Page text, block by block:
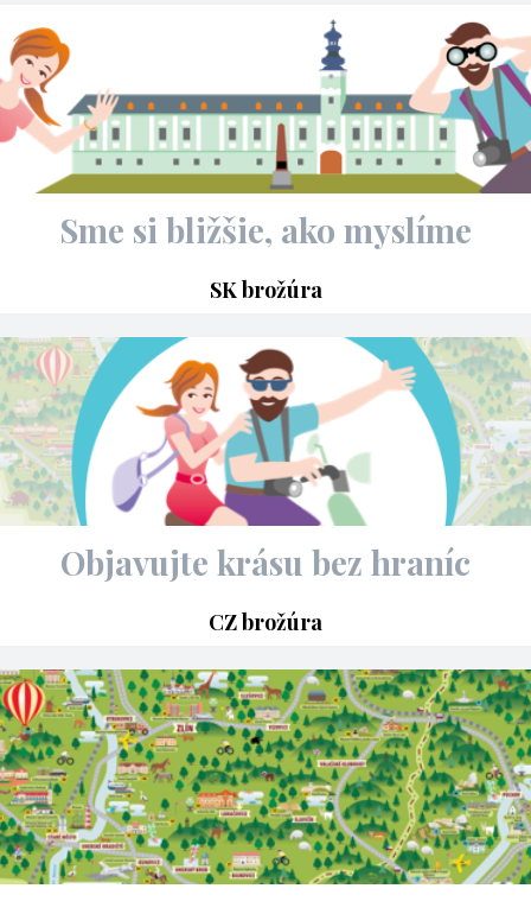
Sme si bližšie, ako myslíme
SK brožúra
Objavujte krásu bez hraníc
CZ brožúra